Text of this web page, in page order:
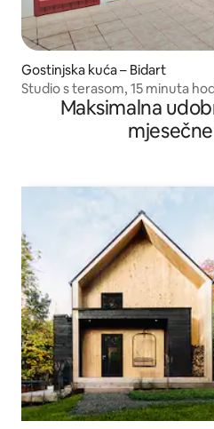
Gostinjska kuća – Bidart
Studio s terasom, 15 minuta
Maksimalna